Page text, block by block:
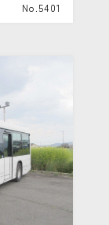
No.5401